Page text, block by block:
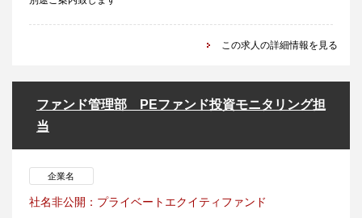
この求人の詳細情報を見る
ファンド管理部 PEファンド投資モニタリング担
当
企業名
社名非公開：プライベートエクイティファンド